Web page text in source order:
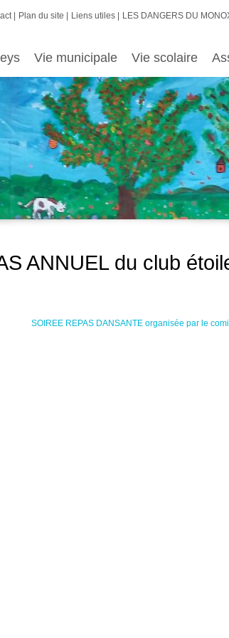
Plan du site Liens utiles LES DANGERS DU
Vie municipale Vie scolaire
ANNUEL du club
SOIREE REPAS DANSANTE organisée par le